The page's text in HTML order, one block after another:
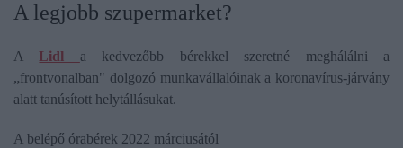
A legjobb szupermarket?
A Lidl a kedvezőbb bérekkel szeretné meghálálni a
„frontvonalban" dolgozó munkavállalóinak a koronavírus-járvány
alatt tanúsított helytállásukat.
A belépő órabérek 2022 márciusától